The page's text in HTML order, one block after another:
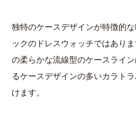
独特のケースデザインが特徴的
ックのドレスウォッチではあり
の柔らかな流線型のケースライ
るケースデザインの多いカラト
けます。